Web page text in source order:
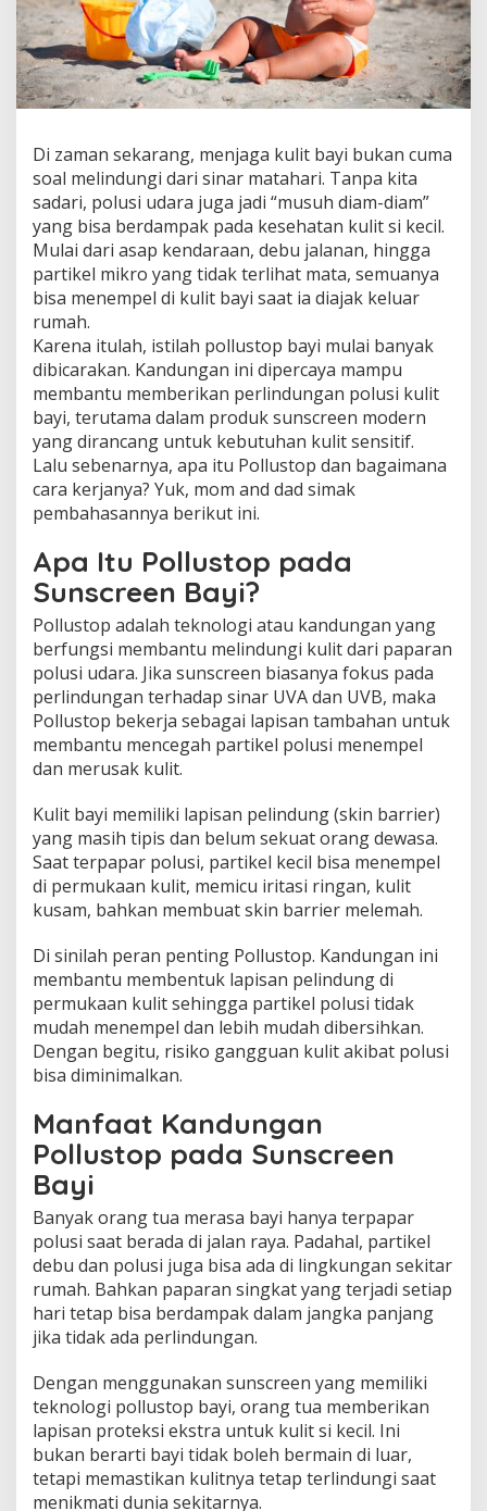
P
e
r
a
n
n
d
a
l
a
m
M
e
n
u
n
g
i
K
u
i
B
a
y
?
Di zaman sekarang, menjaga kulit bayi bukan cuma
soal melindungi dari sinar matahari. Tanpa kita
sadari, polusi udara juga jadi “musuh diam-diam”
yang bisa berdampak pada kesehatan kulit si kecil.
Mulai dari asap kendaraan, debu jalanan, hingga
partikel mikro yang tidak terlihat mata, semuanya
bisa menempel di kulit bayi saat ia diajak keluar
rumah.
Karena itulah, istilah pollustop bayi mulai banyak
dibicarakan. Kandungan ini dipercaya mampu
membantu memberikan perlindungan polusi kulit
bayi, terutama dalam produk sunscreen modern
yang dirancang untuk kebutuhan kulit sensitif.
Lalu sebenarnya, apa itu Pollustop dan bagaimana
cara kerjanya? Yuk, mom and dad simak
pembahasannya berikut ini.
Apa Itu Pollustop pada
Sunscreen Bayi?
Pollustop adalah teknologi atau kandungan yang
berfungsi membantu melindungi kulit dari paparan
polusi udara. Jika sunscreen biasanya fokus pada
perlindungan terhadap sinar UVA dan UVB, maka
Pollustop bekerja sebagai lapisan tambahan untuk
membantu mencegah partikel polusi menempel
dan merusak kulit.
Kulit bayi memiliki lapisan pelindung (skin barrier)
yang masih tipis dan belum sekuat orang dewasa.
Saat terpapar polusi, partikel kecil bisa menempel
di permukaan kulit, memicu iritasi ringan, kulit
kusam, bahkan membuat skin barrier melemah.
Di sinilah peran penting Pollustop. Kandungan ini
membantu membentuk lapisan pelindung di
permukaan kulit sehingga partikel polusi tidak
mudah menempel dan lebih mudah dibersihkan.
Dengan begitu, risiko gangguan kulit akibat polusi
bisa diminimalkan.
Manfaat Kandungan
Pollustop pada Sunscreen
Bayi
Banyak orang tua merasa bayi hanya terpapar
polusi saat berada di jalan raya. Padahal, partikel
debu dan polusi juga bisa ada di lingkungan sekitar
rumah. Bahkan paparan singkat yang terjadi setiap
hari tetap bisa berdampak dalam jangka panjang
jika tidak ada perlindungan.
Dengan menggunakan sunscreen yang memiliki
teknologi pollustop bayi, orang tua memberikan
lapisan proteksi ekstra untuk kulit si kecil. Ini
bukan berarti bayi tidak boleh bermain di luar,
tetapi memastikan kulitnya tetap terlindungi saat
menikmati dunia sekitarnya.